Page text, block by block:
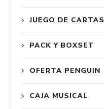
JUEGO DE CARTAS
PACK Y BOXSET
OFERTA PENGUIN
CAJA MUSICAL